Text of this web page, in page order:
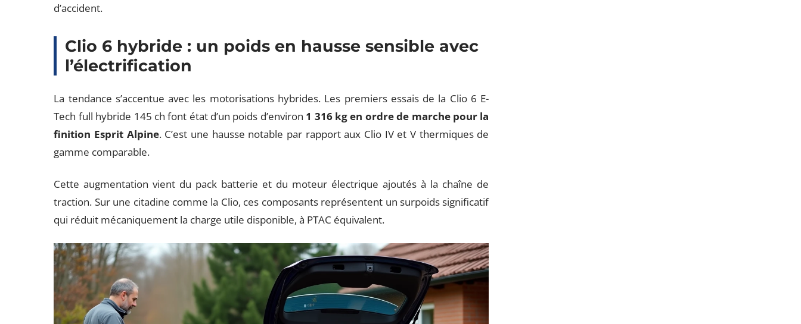
d’accident.
Clio 6 hybride : un poids en hausse sensible avec
l’électrification
La tendance s’accentue avec les motorisations hybrides. Les premiers essais de la Clio 6 E-
Tech full hybride 145 ch font état d’un poids d’environ 1 316 kg en ordre de marche pour la
finition Esprit Alpine. C’est une hausse notable par rapport aux Clio IV et V thermiques de
gamme comparable.
Cette augmentation vient du pack batterie et du moteur électrique ajoutés à la chaîne de
traction. Sur une citadine comme la Clio, ces composants représentent un surpoids significatif
qui réduit mécaniquement la charge utile disponible, à PTAC équivalent.